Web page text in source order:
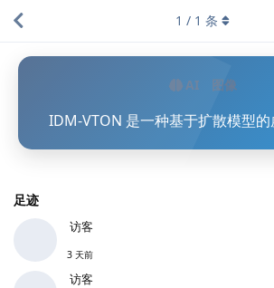
AI 图像
IDM-VTON 是一种基于扩散模型
足迹
访客
3 天前
访客
1 / 1 条